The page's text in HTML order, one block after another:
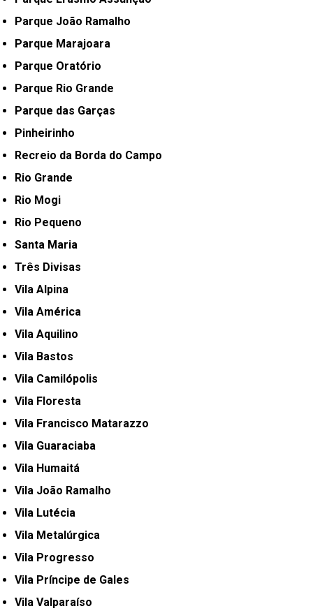
Parque João Ramalho
Parque Marajoara
Parque Oratório
Parque Rio Grande
Parque das Garças
Pinheirinho
Recreio da Borda do Campo
Rio Grande
Rio Mogi
Rio Pequeno
Santa Maria
Três Divisas
Vila Alpina
Vila América
Vila Aquilino
Vila Bastos
Vila Camilópolis
Vila Floresta
Vila Francisco Matarazzo
Vila Guaraciaba
Vila Humaitá
Vila João Ramalho
Vila Lutécia
Vila Metalúrgica
Vila Progresso
Vila Príncipe de Gales
Vila Valparaíso